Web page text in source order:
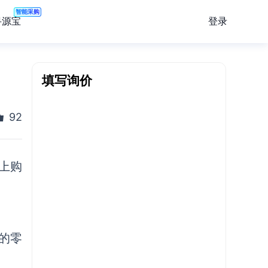
宝
智能采购
登录
92
购
零
填写询价